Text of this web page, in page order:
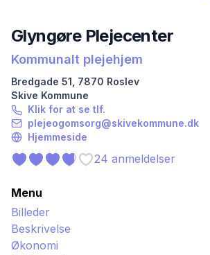
Glyngøre Plejecenter
Kommunalt plejehjem
Bredgade 51 7870 Roslev
Skive Kommune
Klik for at se tlf.
plejeogomsorg@skivekommune.dk
Hjemmeside
24 anmeldelser
Menu
Billeder
Beskrivelse
Økonomi